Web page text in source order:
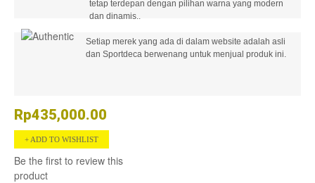
tetap terdepan dengan pilihan warna yang modern
dan dinamis..
Setiap merek yang ada di dalam website adalah asli
dan Sportdeca berwenang untuk menjual produk ini.
Rp435,000.00
ADD TO WISHLIST
Be the first to review this
product